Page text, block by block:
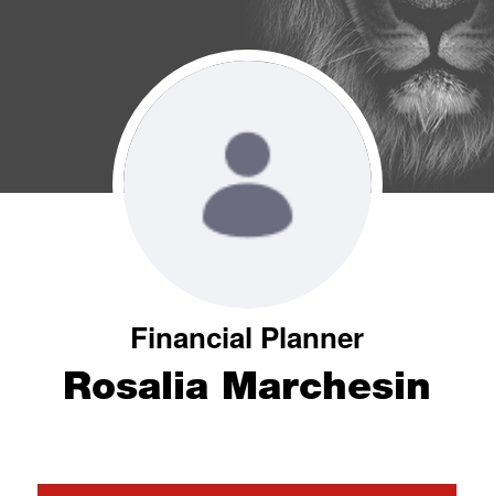
Financial Planner
Rosalia Marchesin